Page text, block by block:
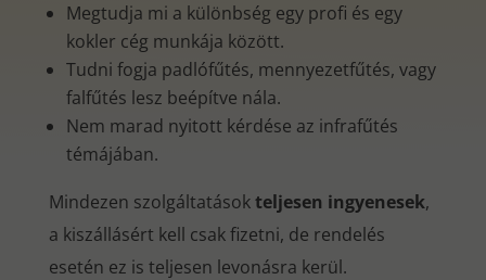
Megtudja mi a különbség egy profi és egy
kokler cég munkája között.
Tudni fogja padlófűtés, mennyezetfűtés, vagy
falfűtés lesz beépítve nála.
Nem marad nyitott kérdése az infrafűtés
témájában.
Mindezen szolgáltatásokteljesen ingyenesek,
a kiszállásért kell csak fizetni, de rendelés
esetén ez is teljesen levonásra kerül.